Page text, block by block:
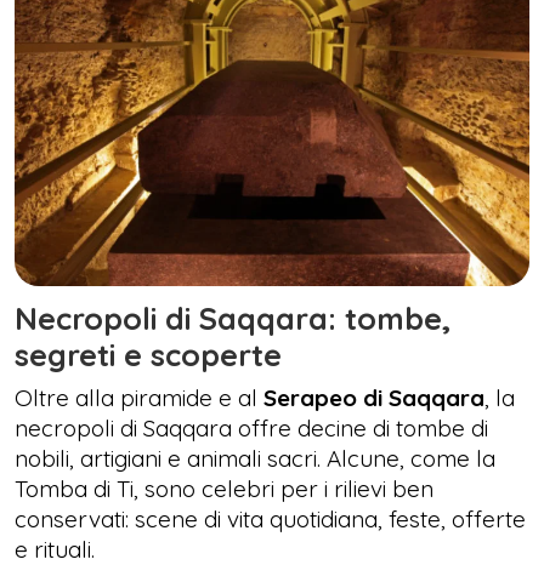
Necropoli di Saqqara: tombe,
segreti e scoperte
Oltre alla piramide e al Serapeo di Saqqara, la
necropoli di Saqqara offre decine di tombe di
nobili, artigiani e animali sacri. Alcune, come la
Tomba di Ti, sono celebri per i rilievi ben
conservati: scene di vita quotidiana, feste, offerte
e rituali.